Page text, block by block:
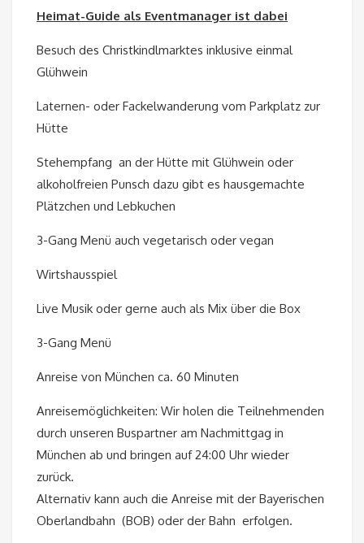
Heimat-Guide als Eventmanager ist dabei
Besuch des Christkindlmarktes inklusive einmal
Glühwein
Laternen- oder Fackelwanderung vom Parkplatz zur
Hütte
Stehempfang an der Hütte mit Glühwein oder
alkoholfreien Punsch dazu gibt es hausgemachte
Plätzchen und Lebkuchen
3-Gang Menü auch vegetarisch oder vegan
Wirtshausspiel
Live Musik oder gerne auch als Mix über die Box
3-Gang Menü
Anreise von München ca. 60 Minuten
Anreisemöglichkeiten: Wir holen die Teilnehmenden
durch unseren Buspartner am Nachmittgag in
München ab und bringen auf 24:00 Uhr wieder
zurück.
Alternativ kann auch die Anreise mit der Bayerischen
Oberlandbahn (BOB) oder der Bahn erfolgen.